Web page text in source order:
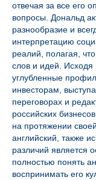
отвечая за все его
вопросы. Дональд
разнообразие и
интерпретацию
реалий, полагая,
слов и идей. Исходя
углубленные
инвесторам,
переговорах и
российских
на протяжении
английский, также
различий является
полностью понять
воспринимать его